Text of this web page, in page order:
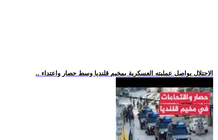
.. الاحتلال يواصل عمليته العسكرية بمخيم قلنديا وسط حصار واعتداء